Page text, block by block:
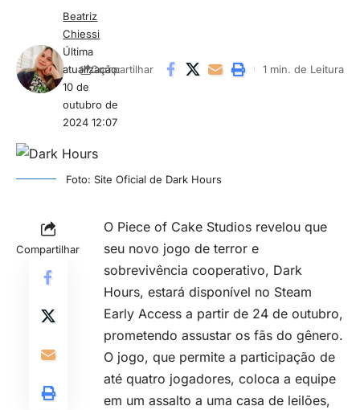
Última
atualização:
10 de
outubro de
2024 12:07
Beatriz
Chiessi
Compartilhar 1 min. de Leitura
Foto: Site Oficial de Dark Hours
Compartilhar
O Piece of Cake Studios revelou que
seu novo jogo de terror e
sobrevivência cooperativo, Dark
Hours, estará disponível no Steam
Early Access a partir de 24 de outubro,
prometendo assustar os fãs do gênero.
O jogo, que permite a participação de
até quatro jogadores, coloca a equipe
em um assalto a uma casa de leilões,